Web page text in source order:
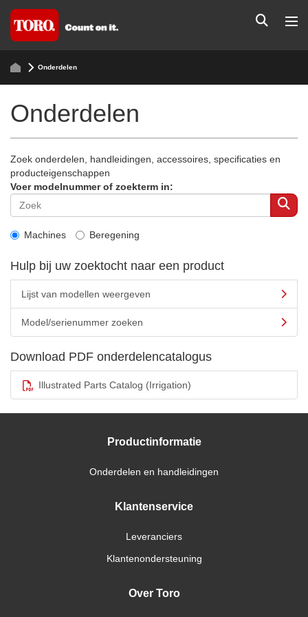
Onderdelen
Onderdelen
Zoek onderdelen, handleidingen, accessoires, specificaties en
producteigenschappen
Voer modelnummer of zoekterm in:
Machines Beregening
Hulp bij uw zoektocht naar een product
Lijst van modellen weergeven
Model/serienummer zoeken
Download PDF onderdelencatalogus
Illustrated Parts Catalog (Irrigation)
Productinformatie
Onderdelen en handleidingen
Klantenservice
Leveranciers
Klantenondersteuning
Over Toro